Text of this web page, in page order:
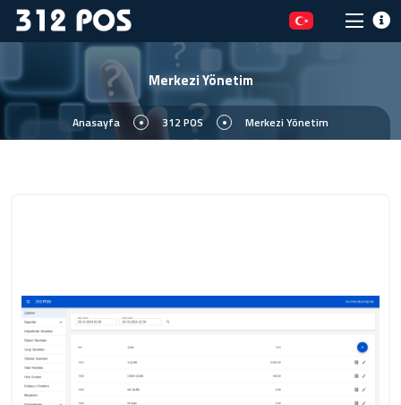
Merkezi Yönetim
Anasayfa 312 POS Merkezi Yönetim